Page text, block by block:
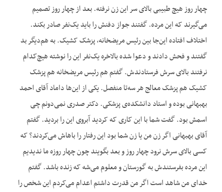
چهار روز هیچ طبیبی بالای سر این زن نرفته. بعد از چهار روز تصمیم
می‌گیرند که این مرده. گفتند جواز دفنش را باید یک‌نفر صادر بکند.
اختلاف افتاده این‌جا بین رئیس مریضخانه، پزشک کشیک. به هم‌دیگر بد
گفتند و فحش دادند و دعوا شده بالاخره یک‌نفر این را نوشته هیچ‌کدام
نرفتند بالای سرش فرستادندش. گفتم هم رئیس مریضخانه هم پزشک
کشیک هم پزشک معالج هر سه‌تا منفصل. یکی از این‌ها داماد آقای احمد
بهبهانی بوده و استاد دانشکده‌ی پزشکی. دکتر صدری نمی‌دونم چی
اسمش بود. گفت شما با این کاری که کردید آبروی این را بردید. گفتم
آقای بهبهانی اگر زن من یا زن شما بود این رفتار را باهاش می‌کردند؟ که
کسی بالای سرش نرود چهار روز و بعد بگویند چون چهار روزه ما ندیدیم
این مرده بفرستندش به گورستان و معلوم می‌شه که زنده باشد. گفتم
خدای من شاهد است اگر من قدرت داشتم اعدام می‌کردم این شخص را